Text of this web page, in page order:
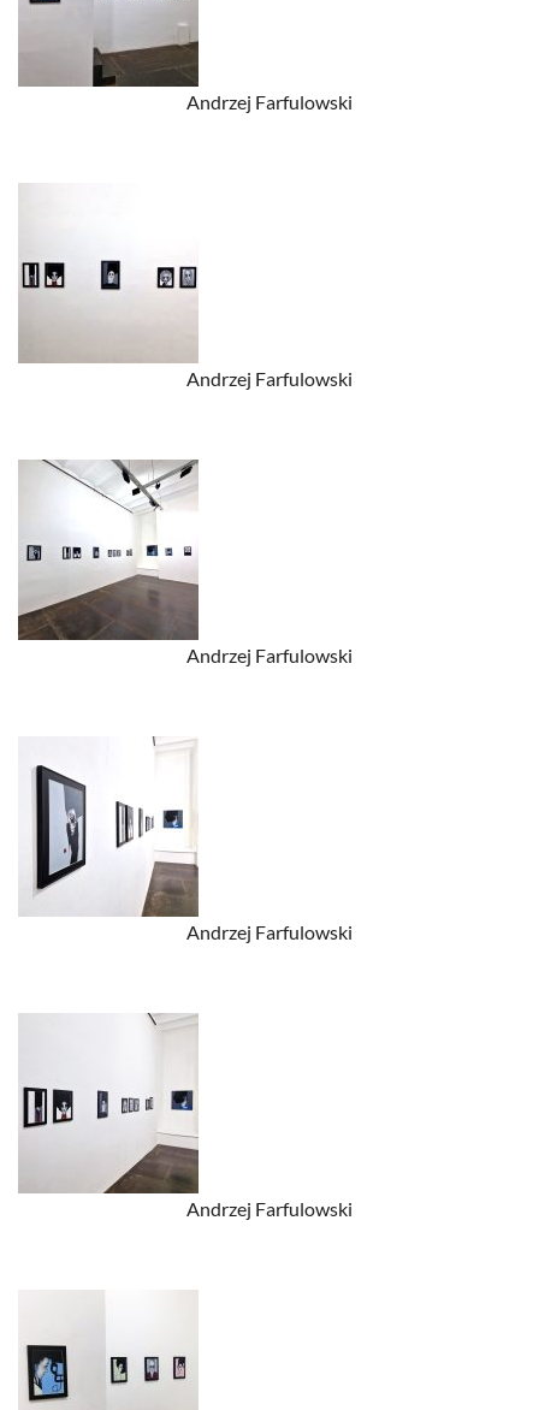
Andrzej Farfulowski
Andrzej Farfulowski
Andrzej Farfulowski
Andrzej Farfulowski
Andrzej Farfulowski